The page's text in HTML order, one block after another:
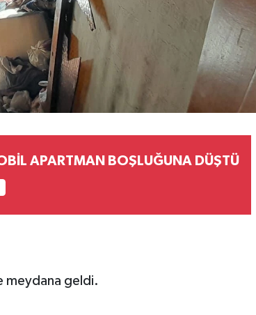
APARTMAN BOŞLUĞUNA DÜŞTÜ
meydana geldi.